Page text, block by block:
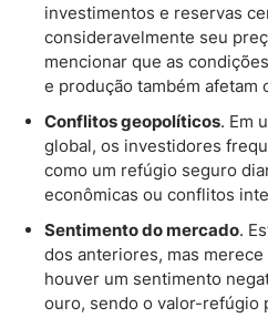
investimentos e reservas
consideravelmente seu
mencionar que as
e produção também afetam
Conflitos geopolíticos. Em
global, os investidores
como um refúgio seguro
econômicas ou conflitos
Sentimento do mercado.
dos anteriores, mas
houver um sentimento
ouro, sendo o valor-refúgio